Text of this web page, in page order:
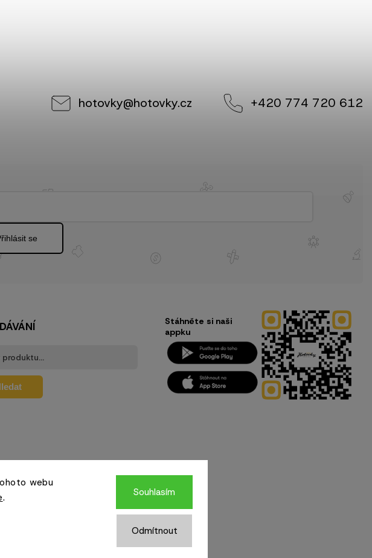
webu
.
Odmítnout
Souhlasím
hotovky@hotovky.cz +420 774 720 612
se
Stáhněte si naši
appku